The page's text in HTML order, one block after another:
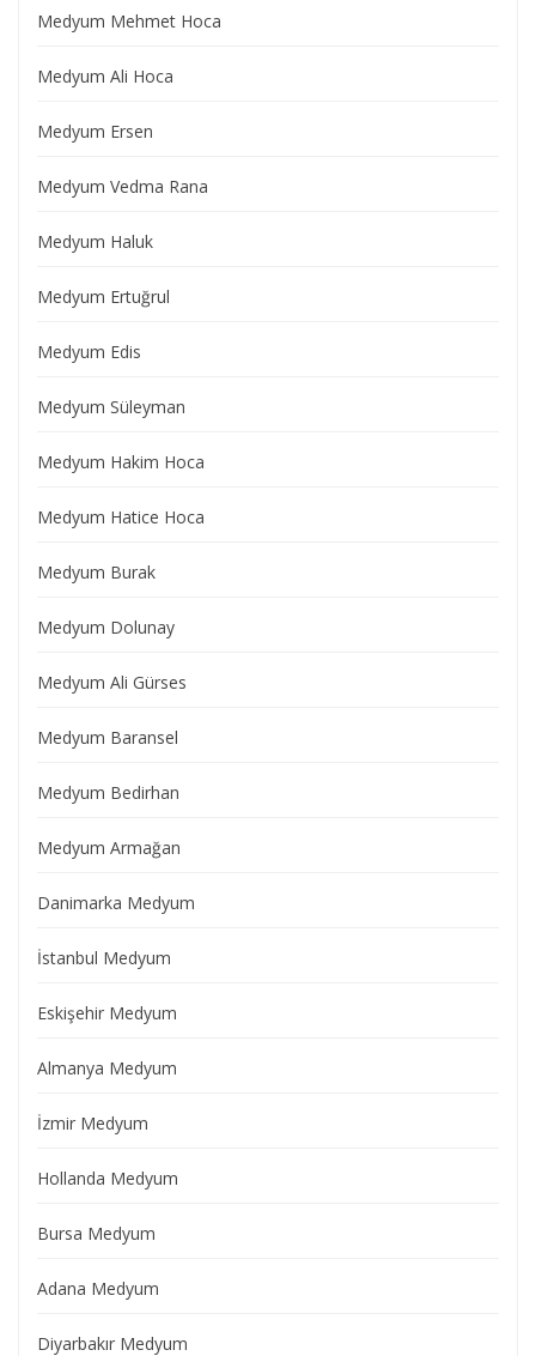
Medyum Mehmet Hoca
Medyum Ali Hoca
Medyum Ersen
Medyum Vedma Rana
Medyum Haluk
Medyum Ertuğrul
Medyum Edis
Medyum Süleyman
Medyum Hakim Hoca
Medyum Hatice Hoca
Medyum Burak
Medyum Dolunay
Medyum Ali Gürses
Medyum Baransel
Medyum Bedirhan
Medyum Armağan
Danimarka Medyum
İstanbul Medyum
Eskişehir Medyum
Almanya Medyum
İzmir Medyum
Hollanda Medyum
Bursa Medyum
Adana Medyum
Diyarbakır Medyum